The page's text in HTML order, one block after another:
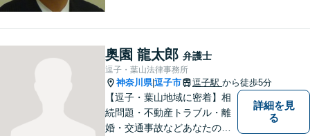
ど、幅広く対応可能。【明確
な料金体系】１件１件ていね
いに対応させて頂きます。ご
連絡ください。
奥園 龍太郎 弁護士
逗子・葉山法律事務所
神奈川県|逗子市 逗子駅 から徒歩5分
【逗子・葉山地域に密着】相
続問題・不動産トラブル・離
婚・交通事故などあなたの困
詳細を見
る